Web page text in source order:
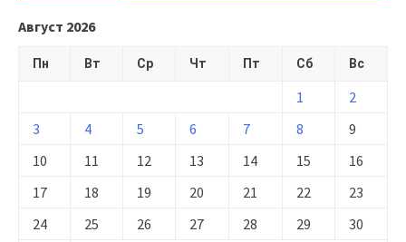
Август 2026
Пн Вт Ср Чт Пт Сб Вс
1
2
3
4 5 6 7 8
9
10
11 12 13 14 15
16
17
18 19 20 21 22
23
24
25 26 27 28 29
30